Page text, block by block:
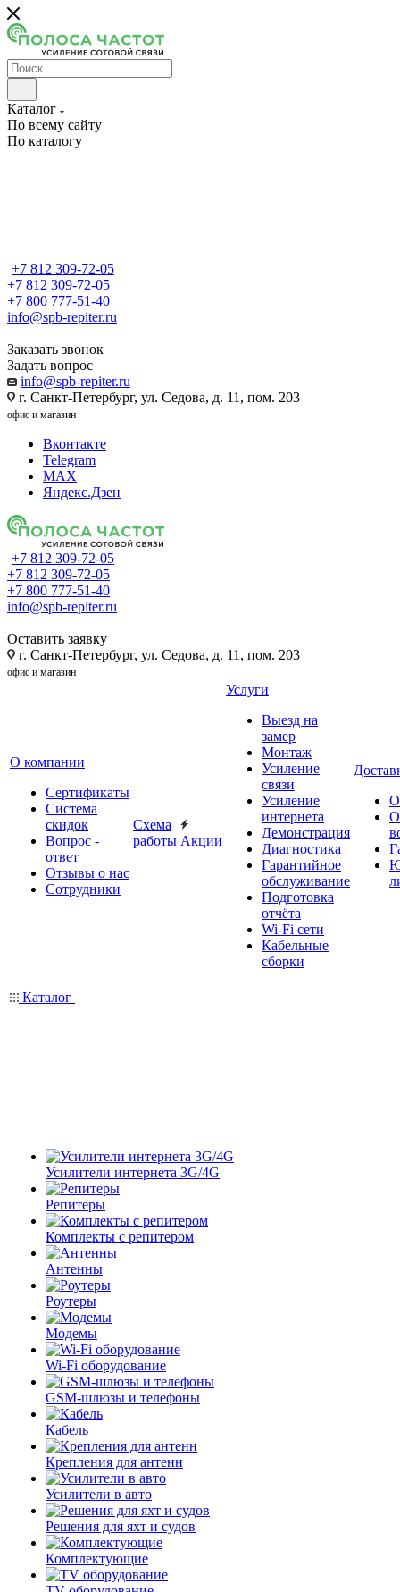
Каталог
По всему сайту
По каталогу
+7 812 309-72-05
+7 812 309-72-05
+7 800 777-51-40
info@spb-repiter.ru
Заказать звонок
Задать вопрос
info@spb-repiter.ru
г. Санкт-Петербург, ул. Седова, д. 11, пом. 203
офис и магазин
Вконтакте
Telegram
MAX
Яндекс.Дзен
+7 812 309-72-05
+7 812 309-72-05
+7 800 777-51-40
info@spb-repiter.ru
Оставить заявку
г. Санкт-Петербург, ул. Седова, д. 11, пом. 203
офис и магазин
О компании
Сертификаты
Система
скидок
Вопрос -
ответ
Отзывы о нас
Сотрудники
Схема
работы Акции
Услуги
Выезд на
замер
Монтаж
Усиление
связи
Усиление
интернета
Демонстрация
Диагностика
Гарантийное
обслуживание
Подготовка
отчёта
Wi-Fi сети
Кабельные
сборки
Каталог
Усилители интернета 3G/4G
Репитеры
Комплекты с репитером
Антенны
Роутеры
Модемы
Wi-Fi оборудование
GSM-шлюзы и телефоны
Кабель
Крепления для антенн
Усилители в авто
Решения для яхт и судов
Комплектующие